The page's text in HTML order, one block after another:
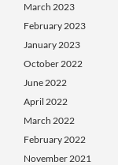
March 2023
February 2023
January 2023
October 2022
June 2022
April 2022
March 2022
February 2022
November 2021